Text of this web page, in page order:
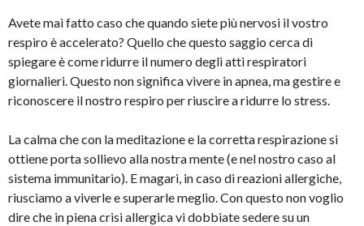
Avete mai fatto caso che quando siete più nervosi il vostro
respiro è accelerato? Quello che questo saggio cerca di
spiegare è come ridurre il numero degli atti respiratori
giornalieri. Questo non significa vivere in apnea, ma gestire e
riconoscere il nostro respiro per riuscire a ridurre lo stress.
La calma che con la meditazione e la corretta respirazione si
ottiene porta sollievo alla nostra mente (e nel nostro caso al
sistema immunitario). E magari, in caso di reazioni allergiche,
riusciamo a viverle e superarle meglio. Con questo non voglio
dire che in piena crisi allergica vi dobbiate sedere su un